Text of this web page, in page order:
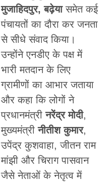
मुजाहिदपुर, बढ़ेयासमेत कई
पंचायतों का दौरा कर जनता
से सीधे संवाद किया।
उन्होंने एनडीए के पक्ष में
भारी मतदान के लिए
ग्रामीणों का आभार जताया
और कहा कि लोगों ने
प्रधानमंत्रीनरेंद्र मोदी,
मुख्यमंत्रीनीतीश कुमार,
उपेंद्र कुशवाहा, जीतन राम
मांझी और चिराग पासवान
जैसे नेताओं के नेतृत्व में